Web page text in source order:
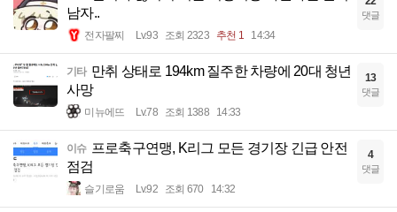
남자..
전자팔찌 Lv.93 조회 2323 추천 1 14:34
댓글
기타 만취 상태로 194km 질주한 차량에 20대 청년
사망
미뉴에뜨 Lv.78 조회 1388 14:33
13
댓글
이슈 프로축구연맹, K리그 모든 경기장 긴급 안전
점검
슬기로움 Lv.92 조회 670 14:32
4
댓글